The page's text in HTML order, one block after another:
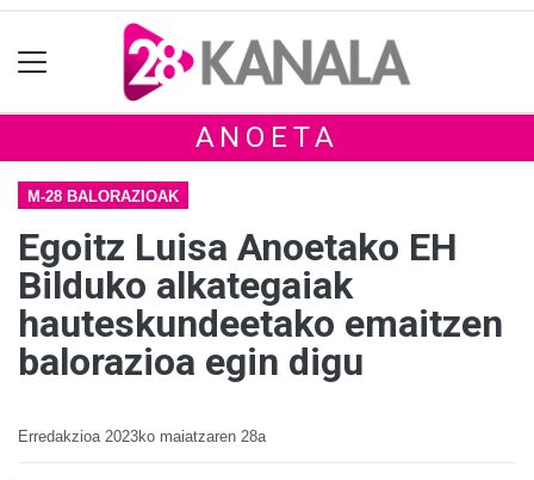
ANOETA
M-28 BALORAZIOAK
Egoitz Luisa Anoetako EH
Bilduko alkategaiak
hauteskundeetako emaitzen
balorazioa egin digu
Erredakzioa 2023ko maiatzaren 28a